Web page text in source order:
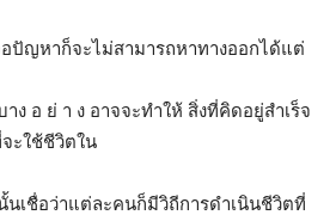
อปัญหาก็จะไม่สามารถหาทางออกได้แต่
ง อ ย่ า ง อาจจะทำให้ สิ่งที่คิดอยู่สำเร็จ
ะใช้ชีวิตใน
นเชื่อว่าแต่ละคนก็มีวิถีการดำเนินชีวิตที่